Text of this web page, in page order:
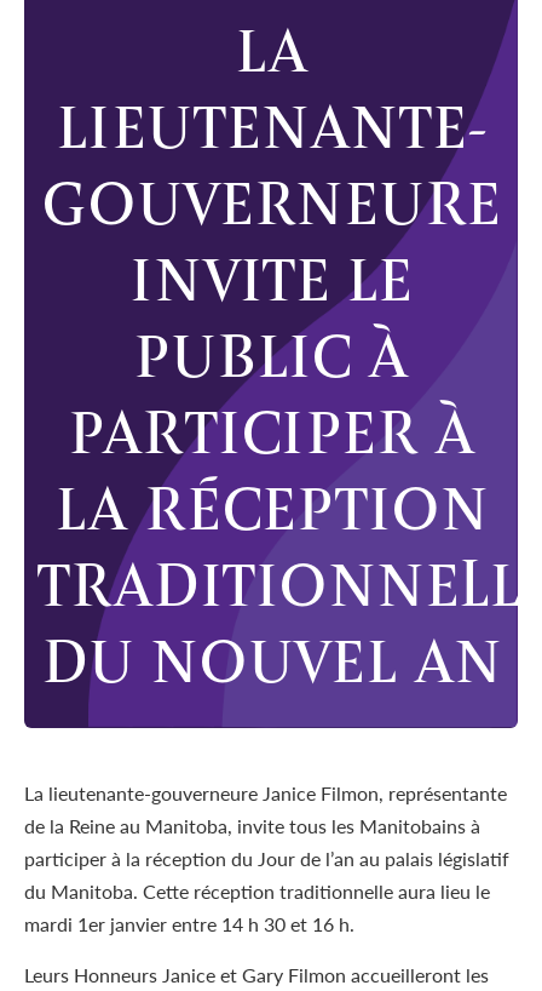
LA
LIEUTENANTE-
GOUVERNEURE
INVITE LE
PUBLIC À
PARTICIPER À
LA RÉCEPTION
DU NOUVEL AN
La lieutenante-gouverneure Janice Filmon, représentante
de la Reine au Manitoba, invite tous les Manitobains à
participer à la réception du Jour de l’an au palais législatif
du Manitoba. Cette réception traditionnelle aura lieu le
mardi 1er janvier entre 14 h 30 et 16 h.
Leurs Honneurs Janice et Gary Filmon accueilleront les